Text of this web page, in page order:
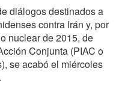
diálogos destinados a
contra Irán y, por
nuclear de 2015, de
Conjunta (PIAC o
se acabó el miércoles